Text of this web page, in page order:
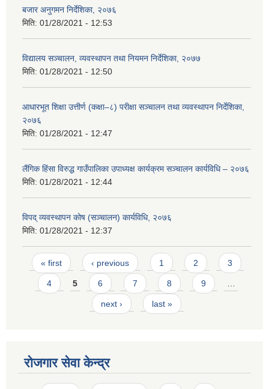
बजार अनुगमन निर्देशिका, २०७६
मिति: 01/28/2021 - 12:53
विद्यालय सञ्चालन, व्यवस्थापन तथा नियमन निर्देशिका, २०७७
मिति: 01/28/2021 - 12:50
आधारभूत शिक्षा उत्तीर्ण (कक्षा–८) परीक्षा सञ्चालन तथा व्यवस्थापन निर्देशिका,
२०७६
मिति: 01/28/2021 - 12:47
लैंगिक हिंसा विरुद्ध गाउँपालिका उपाध्यक्ष कार्यक्रम सञ्चालन कार्यविधि – २०७६
मिति: 01/28/2021 - 12:44
विपद् व्यवस्थापन कोष (सञ्चालन) कार्यविधि, २०७६
मिति: 01/28/2021 - 12:37
Pages
« first ‹ previous 1 2 3
4 5 6 7 8 9
next › last »
रोजगार सेवा केन्द्र